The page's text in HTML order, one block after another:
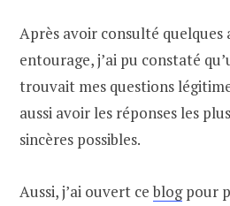
Après avoir consulté quelques
entourage, j’ai pu constaté
trouvait mes questions
aussi avoir les réponses les
sincères possibles.
Aussi, j’ai ouvert ceblogpour